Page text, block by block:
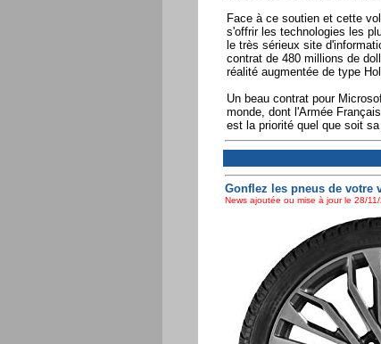
Face à ce soutien et cette
s'offrir les technologies les
le très sérieux site
contrat de 480 millions de
réalité augmentée de type
Un beau contrat pour
monde, dont l'Armée
est la priorité quel que soit
Gonflez les pneus de votre
News ajoutée ou mise à jour le 28/